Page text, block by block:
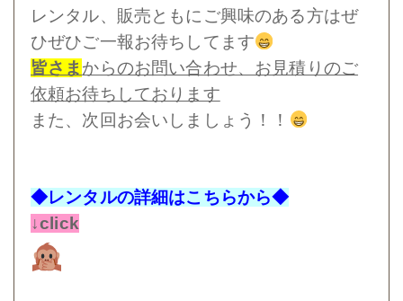
レンタル、販売ともにご興味のある方はぜ
ひぜひご一報お待ちしてます
皆さま からのお問い合わせ、お見積りのご
依頼お待ちしております
また、次回お会いしましょう！！
◆レンタルの詳細はこちらから◆
↓click